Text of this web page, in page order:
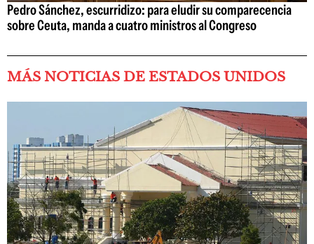
Pedro Sánchez, escurridizo: para eludir su comparecencia
sobre Ceuta, manda a cuatro ministros al Congreso
MÁS NOTICIAS DE ESTADOS UNIDOS